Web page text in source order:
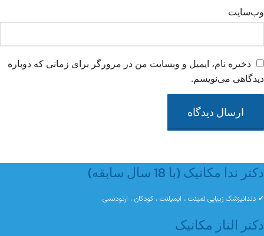
وب‌سایت
ذخیره نام، ایمیل و وبسایت من در مرورگر برای زمانی که دوباره
دیدگاهی می‌نویسم.
دکتر ندا مکانیک (با 18 سال سابقه)
✔ دندانپزشک زیبایی لمینت ، ایمپلنت ، کودکان ، ارتودنسی
دکتر الناز مکانیک